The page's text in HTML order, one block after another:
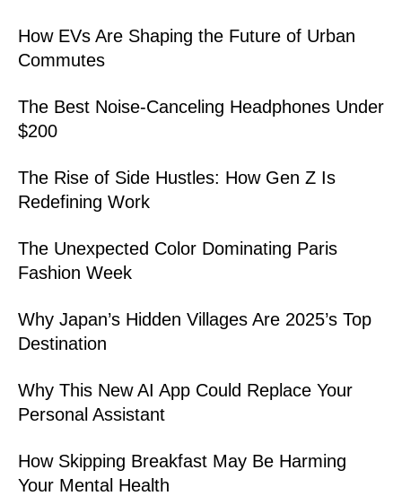
How EVs Are Shaping the Future of Urban
Commutes
The Best Noise-Canceling Headphones Under
$200
The Rise of Side Hustles: How Gen Z Is
Redefining Work
The Unexpected Color Dominating Paris
Fashion Week
Why Japan’s Hidden Villages Are 2025’s Top
Destination
Why This New AI App Could Replace Your
Personal Assistant
How Skipping Breakfast May Be Harming
Your Mental Health